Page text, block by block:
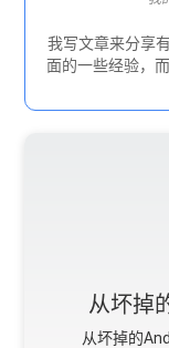
我写文章来分享
面的一些经验，
从坏掉
从坏掉的